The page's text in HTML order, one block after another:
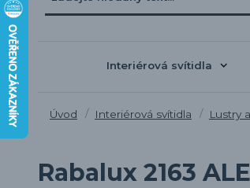
Interiérová svítidla
Úvod Interiérová svítidla Lustry
Rabalux 2163